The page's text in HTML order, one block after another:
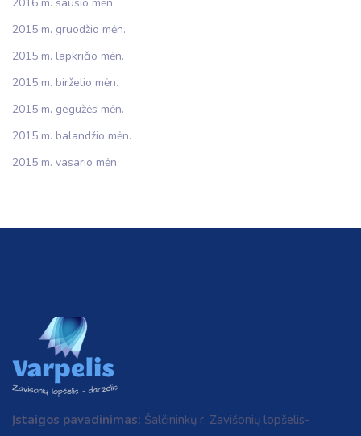
2015 m. gruodžio mėn.
2015 m. lapkričio mėn.
2015 m. birželio mėn.
2015 m. gegužės mėn.
2015 m. balandžio mėn.
2015 m. vasario mėn.
Įstaigos pavadinimas: Šalčininkų r. Zavišonių lopšelis-